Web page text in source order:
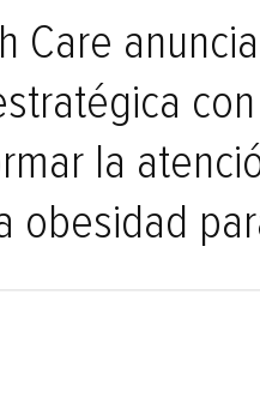
Wire
Care
la
obesidad